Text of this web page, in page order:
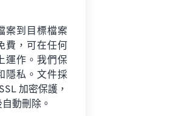
案到目標檔案
費，可在任何
運作。我們保
隱私。文件採
加密保護，
動刪除。